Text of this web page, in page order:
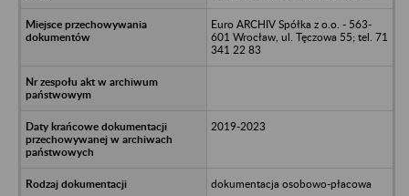
Euro ARCHIV Spółka z o.o. - 563-
601 Wrocław, ul. Tęczowa 55; tel. 71
341 22 83
2019-2023
dokumentacja osobowo-płacowa